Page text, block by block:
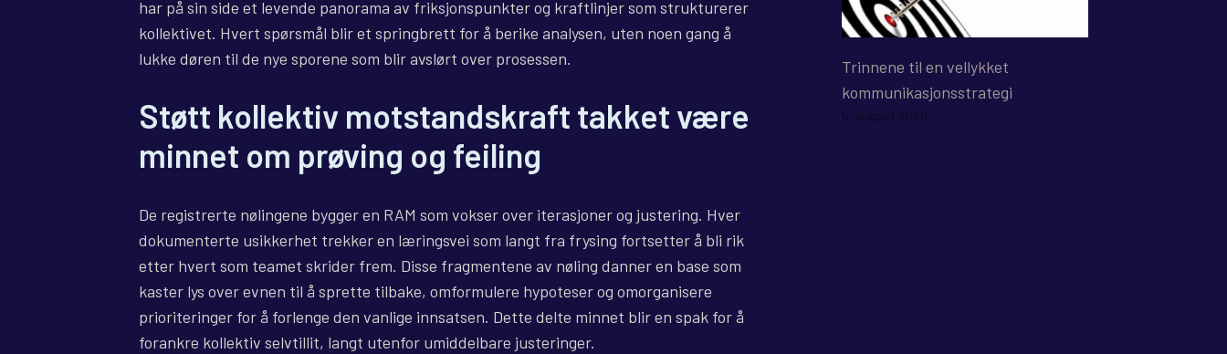
har på sin side et levende panorama av friksjonspunkter og kraftlinjer som strukturerer
kollektivet. Hvert spørsmål blir et springbrett for å berike analysen, uten noen gang å
lukke døren til de nye sporene som blir avslørt over prosessen.
Støtt kollektiv motstandskraft takket være
minnet om prøving og feiling
De registrerte nølingene bygger en RAM som vokser over iterasjoner og justering. Hver
dokumenterte usikkerhet trekker en læringsvei som langt fra frysing fortsetter å bli rik
etter hvert som teamet skrider frem. Disse fragmentene av nøling danner en base som
kaster lys over evnen til å sprette tilbake, omformulere hypoteser og omorganisere
prioriteringer for å forlenge den vanlige innsatsen. Dette delte minnet blir en spak for å
forankre kollektiv selvtillit, langt utenfor umiddelbare justeringer.
Trinnene til en vellykket
kommunikasjonsstrategi
5. august 2026